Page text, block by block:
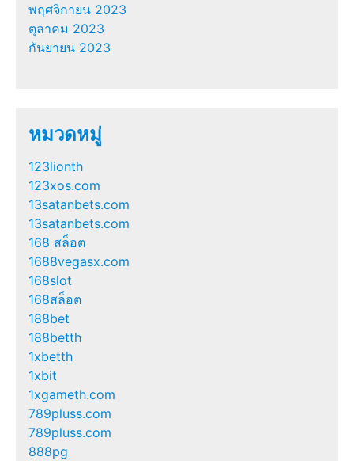
พฤศจิกายน 2023
ตุลาคม 2023
กันยายน 2023
หมวดหมู่
123lionth
123xos.com
13satanbets.com
13satanbets.com
168 สล็อต
1688vegasx.com
168slot
168สล็อต
188bet
188betth
1xbetth
1xbit
1xgameth.com
789pluss.com
789pluss.com
888pg